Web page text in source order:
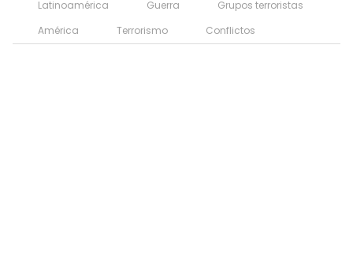
Latinoamérica Guerra
Grupos terroristas
América
Terrorismo Conflictos